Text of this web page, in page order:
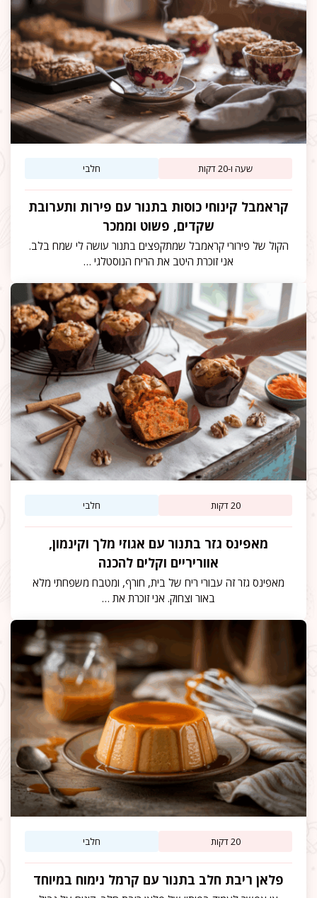
שעה ו-20 דקות חלבי
קראמבל קינוחי כוסות בתנור עם פירות ותערובת
שקדים, פשוט וממכר
הקול של פירורי קראמבל שמתקפצים בתנור עושה לי שמח בלב.
אני זוכרת היטב את הריח הנוסטלגי …
20 דקות חלבי
מאפינס גזר בתנור עם אגוזי מלך וקינמון,
אווריריים וקלים להכנה
מאפינס גזר זה עבורי ריח של בית, חורף, ומטבח משפחתי מלא
באור וצחוק. אני זוכרת את …
20 דקות חלבי
פלאן ריבת חלב בתנור עם קרמל נימוח במיוחד